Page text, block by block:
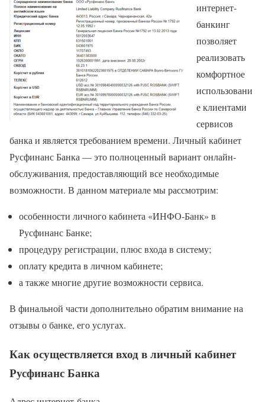
интернет-
банкинг
позволяет
реализовать
комфортное
использовани
е клиентами
сервисов
банка и является требованием времени. Личный кабинет
Русфинанс Банка — это полноценный вариант онлайн-
обслуживания, предоставляющий все необходимые
возможности. В данном материале мы рассмотрим:
особенности личного кабинета «ИНФО-Банк» в
Русфинанс Банке;
процедуру регистрации, плюс входа в систему;
оплату кредита в личном кабинете;
а также многие другие возможности сервиса.
В финальной части дополнительно обратим внимание на
отзывы о банке, его услугах.
Как осуществляется вход в личный кабинет
Русфинанс Банка